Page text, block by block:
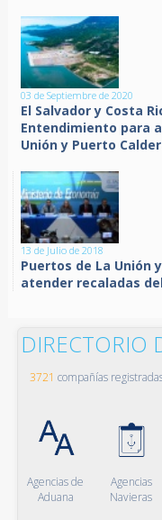
03 de Septiembre de 2020
El Salvador y Costa
Entendimiento para
Unión y Puerto
13 de Julio de 2018
Puertos de La Unión
atender recaladas
DIRECTORIO
3721 compañías
Agencias de
Aduana
Agencias
Navieras